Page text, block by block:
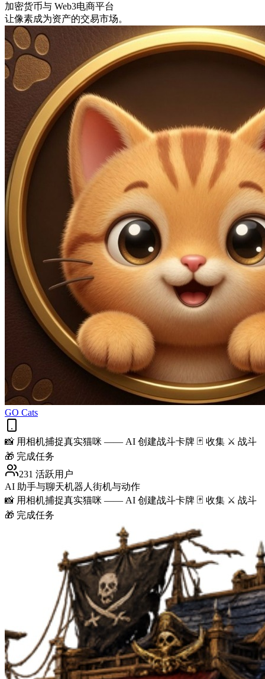
加密货币与 Web3电商平台
让像素成为资产的交易市场。
GO Cats
📸 用相机捕捉真实猫咪 —— AI 创建战斗卡牌 🃏 收集 ⚔️ 战斗
🎁 完成任务
231 活跃用户
AI 助手与聊天机器人 街机与动作
📸 用相机捕捉真实猫咪 —— AI 创建战斗卡牌 🃏 收集 ⚔️ 战斗
🎁 完成任务